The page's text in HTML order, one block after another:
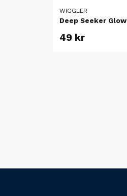
WIGGLER
Deep Seeker Glow
49 kr